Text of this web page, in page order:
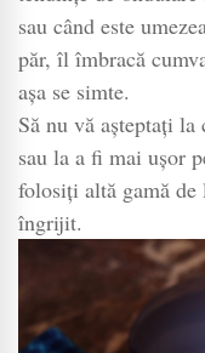
sau când este
păr, îl îmbracă
așa se simte.
Să nu vă așteptați
sau la a fi mai ușor
folosiți altă gamă
îngrijit.